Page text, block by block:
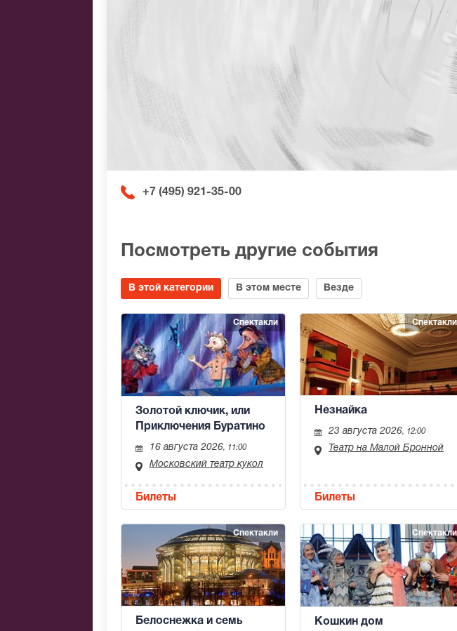
+7 (495) 921-35-00
Посмотреть другие события
В этой категории В этом месте Везде
Спектакли
Золотой ключик, или
Приключения Буратино
16 августа 2026, 11:00
Московский театр кукол
Билеты
Спектакли
Незнайка
23 августа 2026, 12:00
Театр на Малой Бронной
Билеты
Спектакли
Белоснежка и семь
Спектакли
Кошкин дом